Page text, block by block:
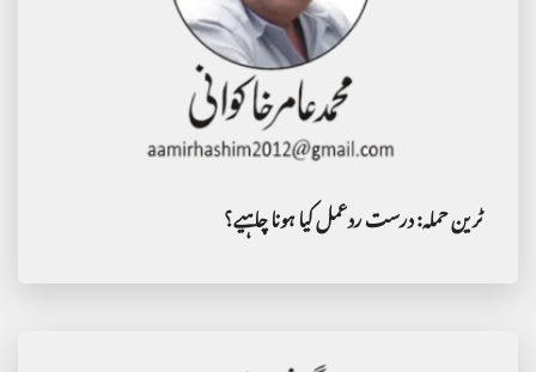
ٹرین حملہ: درست ردعمل کیا ہونا چاہیے؟